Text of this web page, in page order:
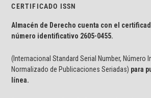
CERTIFICADO ISSN
Almacén de Derecho cuenta con el
número identificativo 2605-0455.
(Internacional Standard Serial Number, Número
Normalizado de Publicaciones Seriadas) para
línea.